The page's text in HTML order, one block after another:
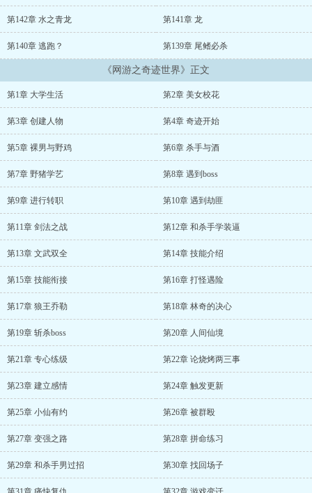
第142章 水之青龙 第141章 龙
第140章 逃跑？ 第139章 尾鳍必杀
《网游之奇迹世界》正文
第1章 大学生活 第2章 美女校花
第3章 创建人物 第4章 奇迹开始
第5章 裸男与野鸡 第6章 杀手与酒
第7章 野猪学艺 第8章 遇到boss
第9章 进行转职 第10章 遇到劫匪
第11章 剑法之战 第12章 和杀手学装逼
第13章 文武双全 第14章 技能介绍
第15章 技能衔接 第16章 打怪遇险
第17章 狼王乔勒 第18章 林奇的决心
第19章 斩杀boss 第20章 人间仙境
第21章 专心练级 第22章 论烧烤两三事
第23章 建立感情 第24章 触发更新
第25章 小仙有约 第26章 被群殴
第27章 变强之路 第28章 拼命练习
第29章 和杀手男过招 第30章 找回场子